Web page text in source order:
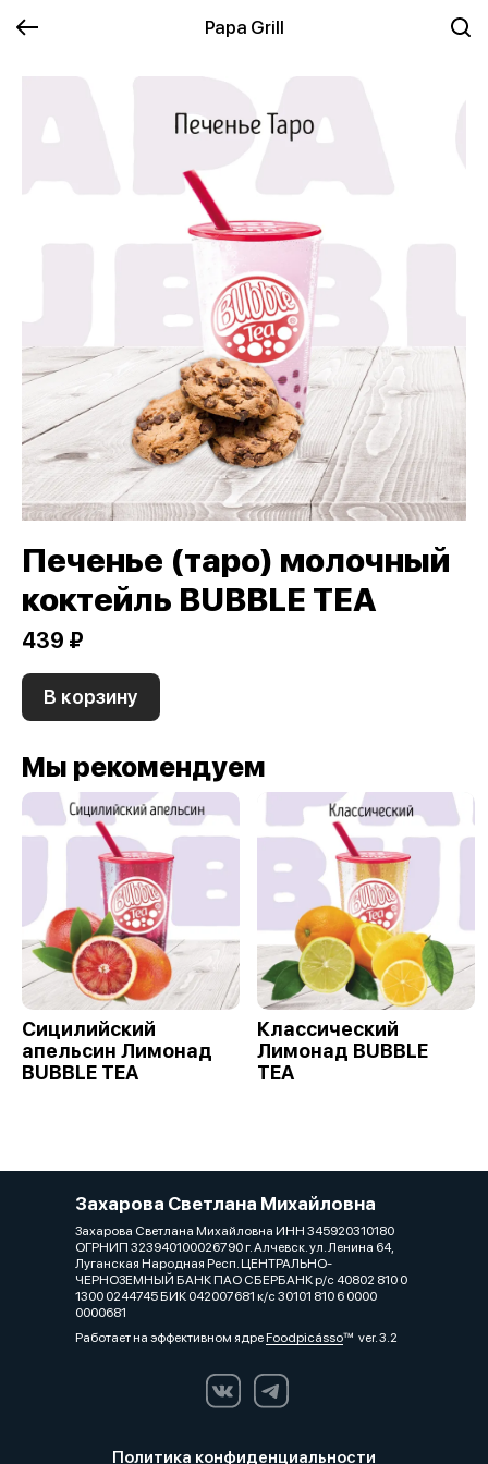
Papa Grill
Печенье (таро) молочный
коктейль BUBBLE TEA
439 ₽
В корзину
Мы рекомендуем
Сицилийский
апельсин Лимонад
BUBBLE TEA
Классический
Лимонад BUBBLE
TEA
Захарова Светлана Михайловна
Захарова Светлана Михайловна ИНН 345920310180
ОГРНИП 323940100026790 г. Алчевск. ул. Ленина 64,
Луганская Народная Респ. ЦЕНТРАЛЬНО-
ЧЕРНОЗЕМНЫЙ БАНК ПАО СБЕРБАНК р/с 40802 810 0
1300 0244745 БИК 042007681 к/с 30101 810 6 0000
0000681
Работает на эффективном ядреFoodpicássover. 3.2
Политика конфиденциальности